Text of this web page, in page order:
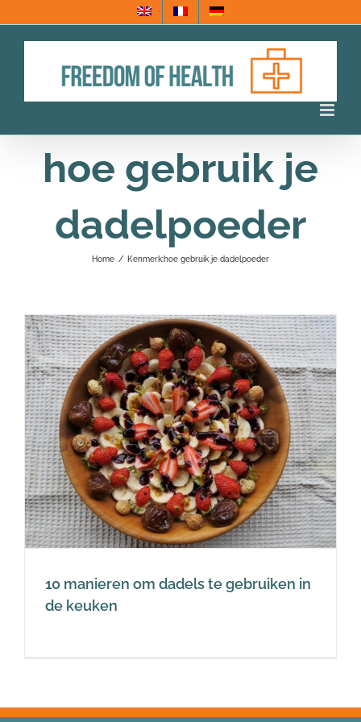
naar
hoe gebruik je
dadelpoeder
Home / Kenmerk:hoe gebruik je dadelpoeder
10 manieren om dadels te gebruiken in
de keuken